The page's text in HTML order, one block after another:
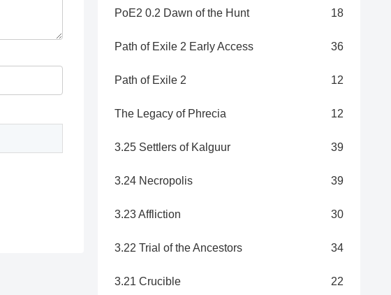
PoE2 0.2 Dawn of the Hunt 18
Path of Exile 2 Early Access 36
Path of Exile 2 12
The Legacy of Phrecia 12
3.25 Settlers of Kalguur 39
3.24 Necropolis 39
3.23 Affliction 30
3.22 Trial of the Ancestors 34
3.21 Crucible 22